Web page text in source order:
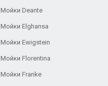
Мойки Deante
Мойки Elghansa
Мойки Ewigstein
Мойки Florentina
Мойки Franke